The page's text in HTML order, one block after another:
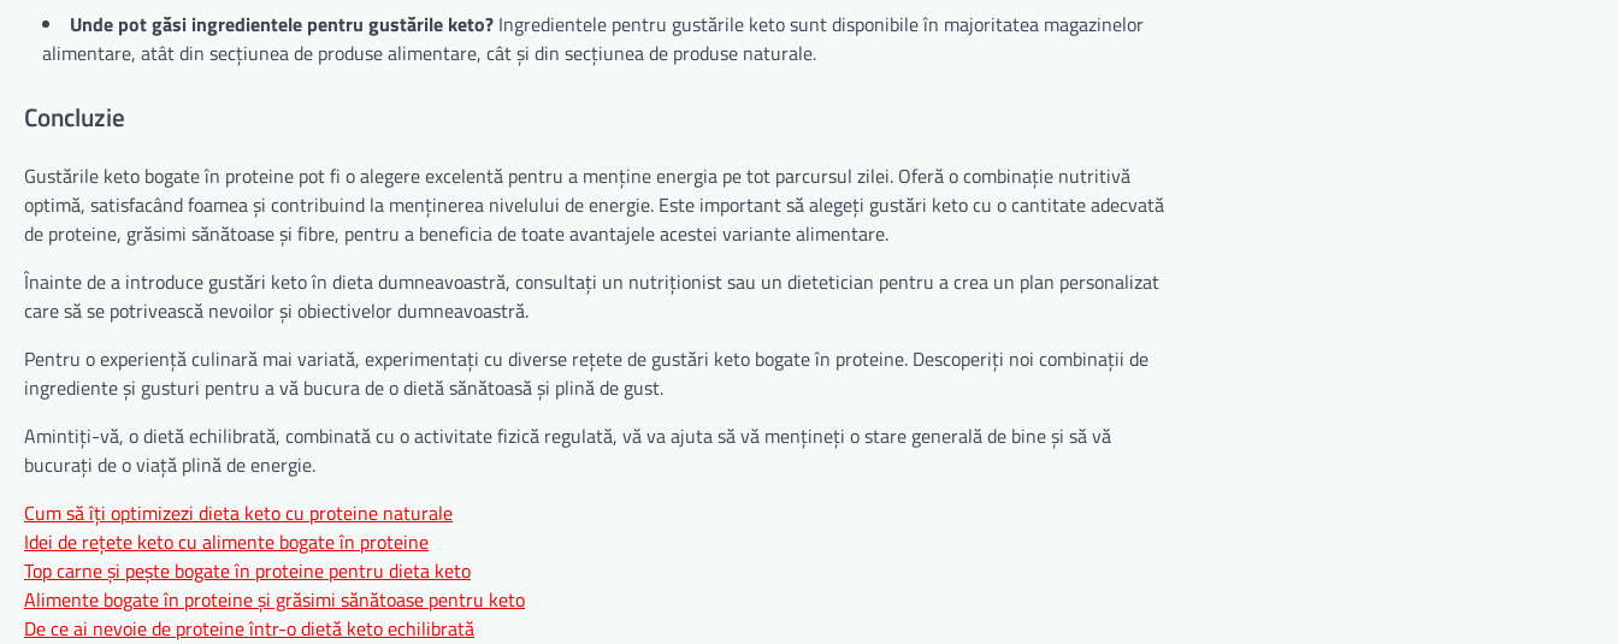
Unde pot găsi ingredientele pentru gustările keto? Ingredientele pentru gustările keto sunt disponibile în majoritatea magazinelor
alimentare, atât din secțiunea de produse alimentare, cât și din secțiunea de produse naturale.
Concluzie
Gustările keto bogate în proteine pot fi o alegere excelentă pentru a menține energia pe tot parcursul zilei. Oferă o combinație nutritivă
optimă, satisfacând foamea și contribuind la menținerea nivelului de energie. Este important să alegeți gustări keto cu o cantitate adecvată
de proteine, grăsimi sănătoase și fibre, pentru a beneficia de toate avantajele acestei variante alimentare.
Înainte de a introduce gustări keto în dieta dumneavoastră, consultați un nutriționist sau un dietetician pentru a crea un plan personalizat
care să se potrivească nevoilor și obiectivelor dumneavoastră.
Pentru o experiență culinară mai variată, experimentați cu diverse rețete de gustări keto bogate în proteine. Descoperiți noi combinații de
ingrediente și gusturi pentru a vă bucura de o dietă sănătoasă și plină de gust.
Amintiți-vă, o dietă echilibrată, combinată cu o activitate fizică regulată, vă va ajuta să vă mențineți o stare generală de bine și să vă
bucurați de o viață plină de energie.
Cum să îți optimizezi dieta keto cu proteine naturale
Idei de rețete keto cu alimente bogate în proteine
Top carne și pește bogate în proteine pentru dieta keto
Alimente bogate în proteine și grăsimi sănătoase pentru keto
De ce ai nevoie de proteine într-o dietă keto echilibrată